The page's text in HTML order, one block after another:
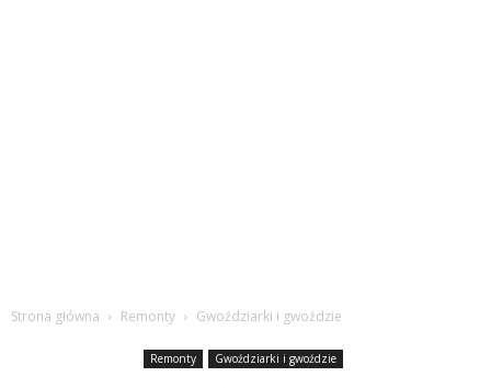
Strona główna Remonty Gwoździarki i gwoździe
Remonty Gwoździarki i gwoździe